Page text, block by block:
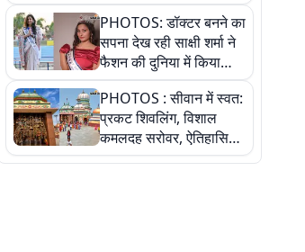
अव्यवस्था
PHOTOS: डॉक्टर बनने का
सपना देख रही साक्षी शर्मा ने
फैशन की दुनिया में किया
कमाल,जानिए बेगूसराय की
बेटी ने कैसे दी अपने सपनों
को उड़ान
PHOTOS : सीवान में स्वत:
प्रकट शिवलिंग, विशाल
कमलदह सरोवर, ऐतिहासिक
महेंद्रनाथ मंदिर और घंटाघर